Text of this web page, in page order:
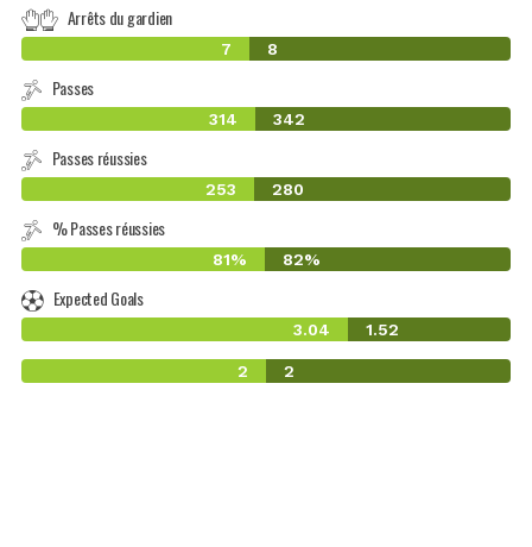
Arrêts du gardien
7 8
Passes
314 342
Passes réussies
253 280
% Passes réussies
81% 82%
Expected Goals
3.04 1.52
2 2